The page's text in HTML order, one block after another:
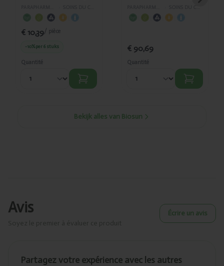
€ 10,39/ pièce
-10%per 6 stuks
Quantité
€ 90,69
Quantité
Bekijk alles van Biosun
Avis Écrire un avis
Partagez votre expérience avec les autres